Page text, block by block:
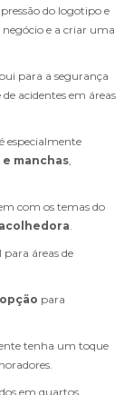
do logotipo e
e a criar uma
para a segurança
acidentes em áreas
especialmente
manchas,
com os temas do
.
para áreas de
para
tenha um toque
em quartos